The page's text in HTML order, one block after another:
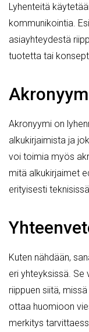
Lyhenteitä
kommunikointia.
asiayhteydestä
tuotetta tai
Akronyymi on
alkukirjaimista ja
voi toimia myös
mitä alkukirjaimet
erityisesti
Kuten nähdään,
eri yhteyksissä. Se
riippuen siitä,
ottaa huomioon
merkitys